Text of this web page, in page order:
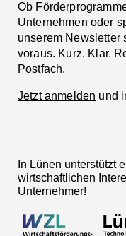
Ob
Unternehmen oder
unserem Newsletter
voraus. Kurz. Klar.
Postfach.
Jetzt anmelden und
In Lünen unterstützt
wirtschaftlichen
Unternehmer!